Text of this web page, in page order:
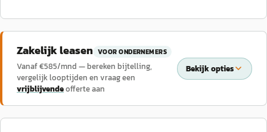
Zakelijk leasen VOOR ONDERNEMERS
Vanaf €585/mnd — bereken bijtelling,
vergelijk looptijden en vraag een
vrijblijvendeofferte aan
Bekijk opties